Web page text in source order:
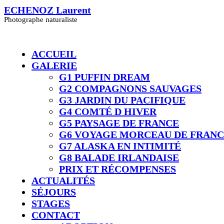
Skip
to
ECHENOZ Laurent
Photographe naturaliste
ACCUEIL
GALERIE
G1 PUFFIN DREAM
G2 COMPAGNONS SAUVAGES
G3 JARDIN DU PACIFIQUE
G4 COMTÉ D HIVER​
G5 PAYSAGE DE FRANCE
G6 VOYAGE MORCEAU DE
G7 ALASKA EN INTIMITÉ
G8 BALADE IRLANDAISE
PRIX ET RÉCOMPENSES
ACTUALITÉS
SÉJOURS
STAGES
CONTACT